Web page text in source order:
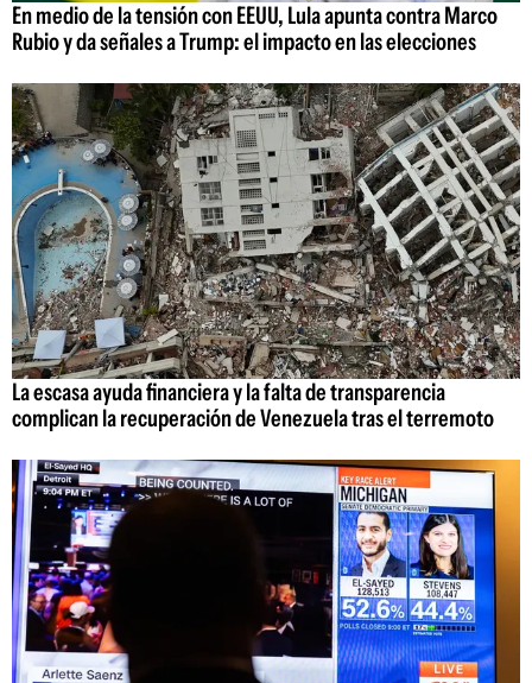
En medio de la tensión con EEUU, Lula apunta contra Marco
Rubio y da señales a Trump: el impacto en las elecciones
La escasa ayuda financiera y la falta de transparencia
complican la recuperación de Venezuela tras el terremoto